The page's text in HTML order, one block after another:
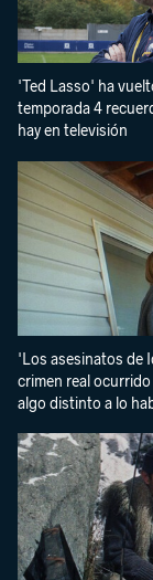
'Ted Lasso' ha
temporada 4
hay en televisión
'Los asesinatos de
crimen real
algo distinto a lo